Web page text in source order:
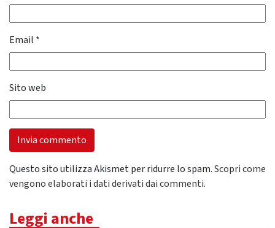
Email *
Sito web
Questo sito utilizza Akismet per ridurre lo spam.Scopri come
vengono elaborati i dati derivati dai commenti.
Leggi anche